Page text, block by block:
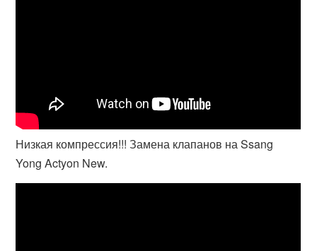
Низкая компрессия!!! Замена клапанов на Ssang
Yong Actyon New.